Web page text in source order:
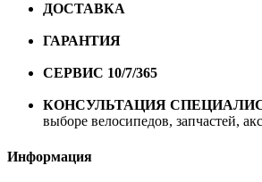
ДОСТАВКА
ГАРАНТИЯ
СЕРВИС 10/7/365
КОНСУЛЬТАЦИЯ
выборе велосипедов, запчастей,
Информация